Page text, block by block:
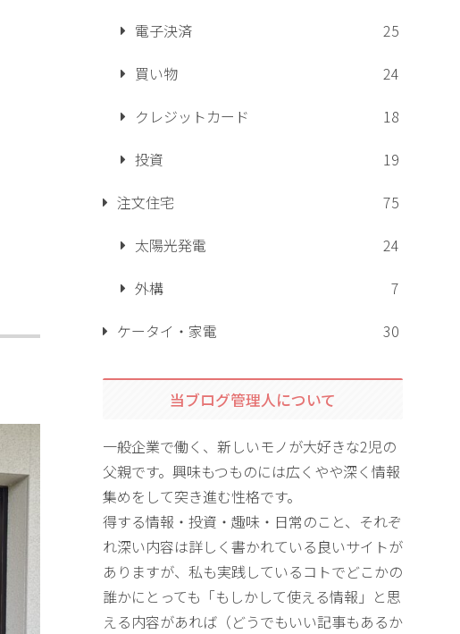
電子決済
25
買い物
24
クレジットカード
18
投資
19
注文住宅
75
太陽光発電
24
外構
7
ケータイ・家電
30
当ブログ管理人について
一般企業で働く、新しいモノが大好きな2児の
父親です。興味もつものには広くやや深く情報
集めをして突き進む性格です。
得する情報・投資・趣味・日常のこと、それぞ
れ深い内容は詳しく書かれている良いサイトが
ありますが、私も実践しているコトでどこかの
誰かにとっても「もしかして使える情報」と思
える内容があれば（どうでもいい記事もあるか